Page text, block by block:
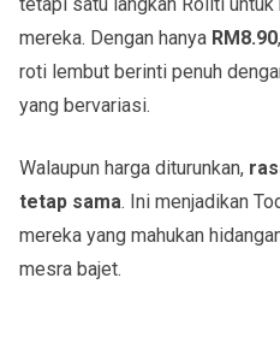
mereka. Dengan hanya RM8.90
roti lembut berinti penuh
yang bervariasi.
Walaupun harga diturunkan,
tetap sama. Ini menjadikan
mereka yang mahukan
mesra bajet.